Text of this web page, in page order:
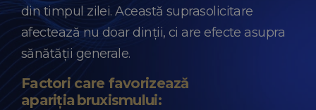
din timpul zilei. Această suprasolicitare
afectează nu doar dinții, ci are efecte asupra
sănătății generale.
Factori care favorizează
apariția bruxismului: